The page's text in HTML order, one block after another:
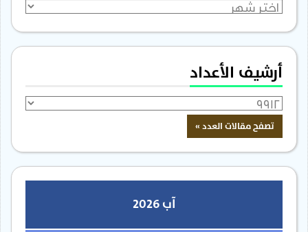
الأرشيف
أرشيف الأعداد
آب 2026